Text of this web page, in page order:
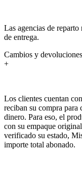
Las agencias de
de entrega.
Cambios y devoluciones
+
Los clientes cuentan
reciban su compra
dinero. Para eso, el
con su empaque
verificado su estado,
importe total abonado.